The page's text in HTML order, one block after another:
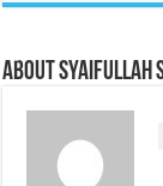
About Syaifullah